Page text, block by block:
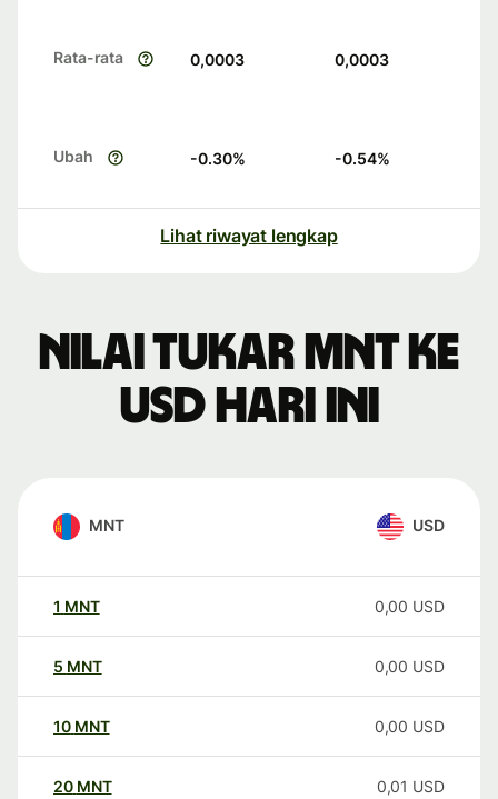
Rata-rata 0,0003 0,0003
Ubah -0.30% -0.54%
Lihat riwayat lengkap
Nilai tukar MNT ke
USD hari ini
MNT USD
1 MNT 0,00 USD
5 MNT 0,00 USD
10 MNT 0,00 USD
20 MNT 0,01 USD